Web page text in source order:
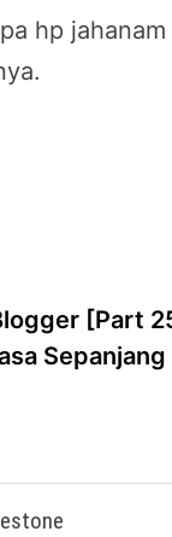
hp
[Part
Sepanjang